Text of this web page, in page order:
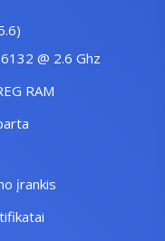
@ 2.6 Ghz
RAM
įrankis